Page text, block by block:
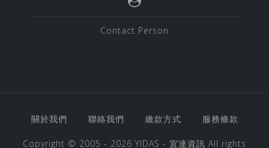
Contact Person
關於我們 聯絡我們 繳款方式 服務條款
Copyright © 2005 - 2026 YIDAS - 宜達資訊 All rights